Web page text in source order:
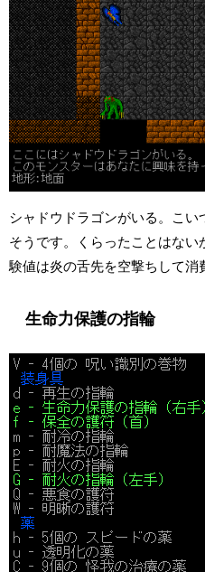
シャドウドラゴンがいる。こい
そうです。くらったことはな
験値は炎の舌先を空撃ちして消
生命力保護の指輪